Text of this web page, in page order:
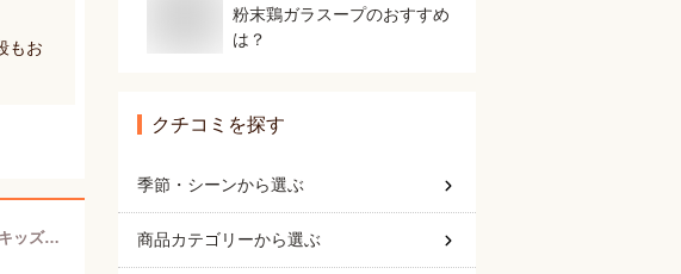
もお
IKEA イケア プレート 皿 ミックスカラー 6ピース z20378671 KALAS カラース キッチン用品 キッズ用食器 お皿 おしゃれ シンプル 北欧 かわいい ベビー
粉末鶏ガラスープのおすすめ
は？
クチコミを探す
季節・シーンから選ぶ
商品カテゴリーから選ぶ